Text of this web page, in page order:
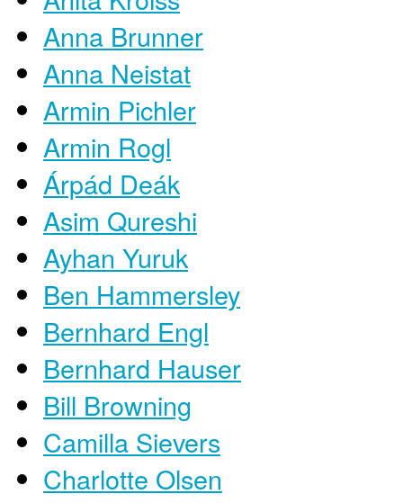
Anna Brunner
Anna Neistat
Armin Pichler
Armin Rogl
Árpád Deák
Asim Qureshi
Ayhan Yuruk
Ben Hammersley
Bernhard Engl
Bernhard Hauser
Bill Browning
Camilla Sievers
Charlotte Olsen